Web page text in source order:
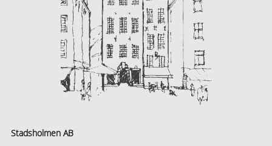
Stadsholmen AB